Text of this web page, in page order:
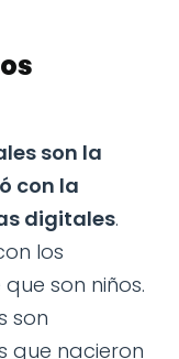
son la
con la
digitales.
los
son niños.
son
que nacieron